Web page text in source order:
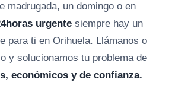
madrugada, un domingo o en
urgente siempre hay un
para ti en Orihuela. Llámanos o
y solucionamos tu problema de
económicos y de confianza.